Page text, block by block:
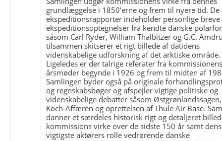
grundlæggelse i 1850’erne og frem til nyere tid.
ekspeditionsrapporter indeholder personlige breve
ekspeditionsoptegnelser fra kendte danske
såsom Carl Ryder, William Thalbitzer og G.C.
tilsammen skitserer et rigt billede af datidens
videnskabelige udforskning af det arktiske område.
Ligeledes er der talrige referater fra
årsmøder begynde i 1926 og frem til midten af
Samlingen byder også på originale
og regnskabsbøger og afspejler vigtige politiske og
videnskabelige debatter såsom
Koch-Affæren og oprettelsen af Thule Air Base.
danner et særdeles historisk rigt og detaljeret
kommissions virke over de sidste 150 år samt dens
vigtigste aktørers rolle vedrørende danske